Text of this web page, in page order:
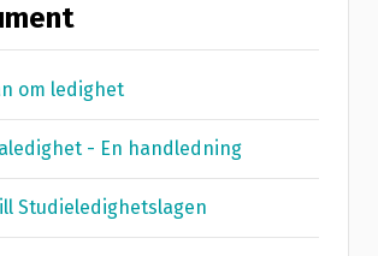
om ledighet
- En handledning
Studieledighetslagen